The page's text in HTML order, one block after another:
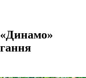
«Динамо»